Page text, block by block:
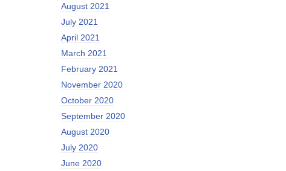
August 2021
July 2021
April 2021
March 2021
February 2021
November 2020
October 2020
September 2020
August 2020
July 2020
June 2020